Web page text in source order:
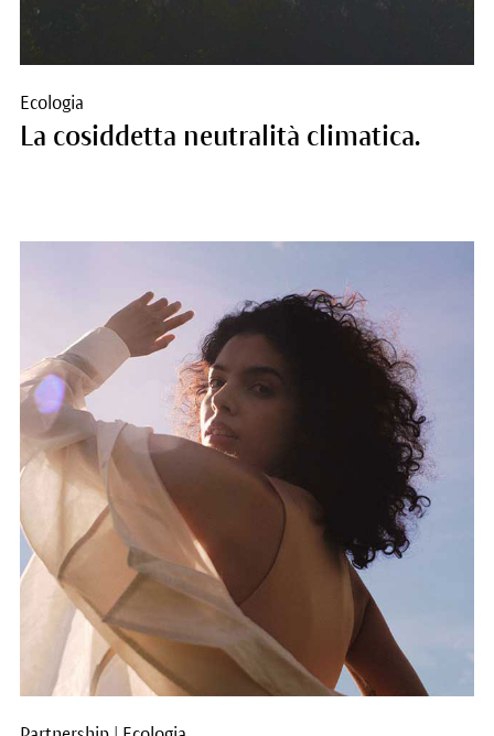
Ecologia
La cosiddetta neutralità climatica.